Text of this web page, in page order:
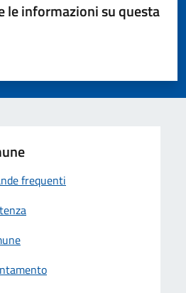
le informazioni su questa
su 5
su 5
5
frequenti